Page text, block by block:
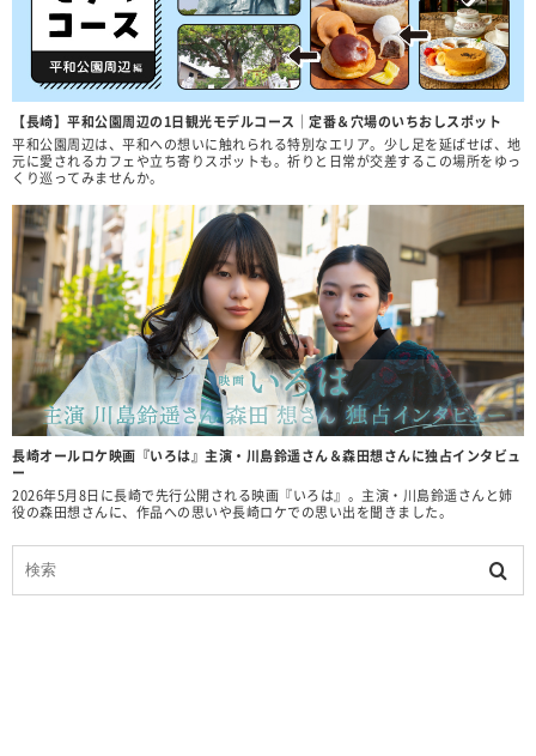
【長崎】平和公園周辺の1日観光モデルコース｜定番＆穴場のいちおしスポット
平和公園周辺は、平和への想いに触れられる特別なエリア。少し足を延ばせば、地
元に愛されるカフェや立ち寄りスポットも。祈りと日常が交差するこの場所をゆっ
くり巡ってみませんか。
長崎オールロケ映画『いろは』主演・川島鈴遥さん＆森田想さんに独占インタビュ
ー
2026年5月8日に長崎で先行公開される映画『いろは』。主演・川島鈴遥さんと姉
役の森田想さんに、作品への思いや長崎ロケでの思い出を聞きました。